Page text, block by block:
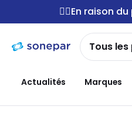
navigation
Passer
au
contenu
🚴‍♂️En raison
Tous
Actualités Marques